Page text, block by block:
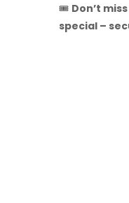
🎟️ Don’t
special –